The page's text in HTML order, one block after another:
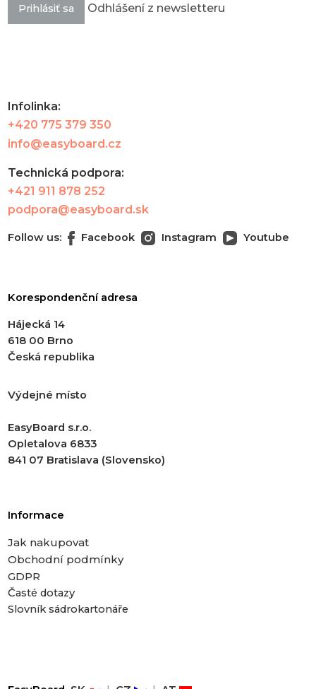
Prihlásiť sa Odhlášení z newsletteru
Infolinka:
+420 775 379 350
info@easyboard.cz
Technická podpora:
+421 911 878 252
podpora@easyboard.sk
Follow us: Facebook Instagram Youtube
Korespondenční adresa
Hájecká 14
618 00 Brno
Česká republika
Výdejné místo
EasyBoard s.r.o.
Opletalova 6833
841 07 Bratislava (Slovensko)
Informace
Jak nakupovat
Obchodní podmínky
GDPR
Časté dotazy
Slovník sádrokartonáře